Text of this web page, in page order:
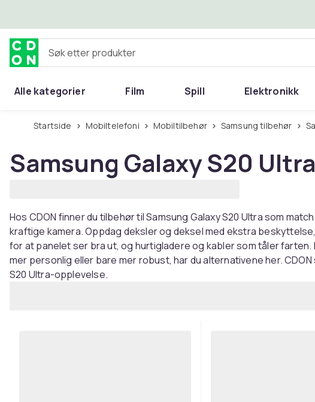
Søk etter produkter
Alle kategorier Film Spill Elektronikk
Startside Mobiltelefoni Mobiltilbehør Samsung tilbehør
Samsung Galaxy S20
Hos CDON finner du tilbehør til Samsung Galaxy S20 Ultra som
kraftige kamera. Oppdag deksler og deksel med ekstra
for at panelet ser bra ut, og hurtigladere og kabler som tåler farten.
mer personlig eller bare mer robust, har du alternativene her.
S20 Ultra-opplevelse.